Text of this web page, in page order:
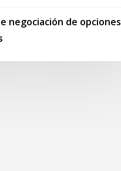
negociación de opciones